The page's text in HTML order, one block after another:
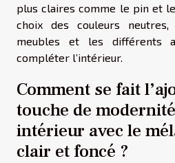
plus claires comme le pin et
choix des couleurs
meubles et les différents
compléter l’intérieur.
Comment se fait
touche de
intérieur avec le
clair et foncé ?